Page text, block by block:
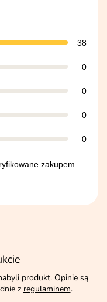
38
0
0
0
0
zakupem.
produkt. Opinie są
z regulaminem.